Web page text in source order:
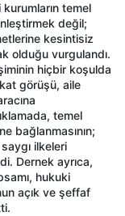
temel
değil;
kesintisiz
olduğu vurgulandı.
hiçbir koşulda
görüşü, aile
temel
bağlanmasının;
ilkeleri
Dernek ayrıca,
hukuki
açık ve şeffaf